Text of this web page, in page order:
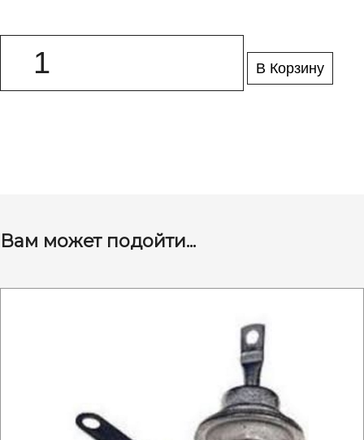
В Корзину
Вам может подойти...